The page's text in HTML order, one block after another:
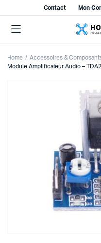
Contact Mon
Home Accessoires &
Module Amplificateur Audio –